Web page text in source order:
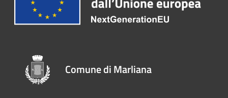
Comune di Marliana